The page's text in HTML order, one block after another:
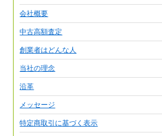
会社概要
中古高額査定
創業者はどんな人
当社の理念
沿革
メッセージ
特定商取引に基づく表示